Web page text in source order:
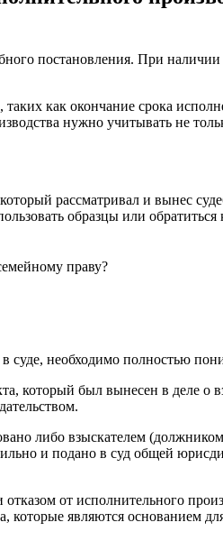
постановления. При
как окончание срока
нужно учитывать не
рассматривал и вынес
образцы или
праву?
суде, необходимо полностью
который был вынесен в деле
либо взыскателем
и подано в суд общей
от исполнительного
являются основанием